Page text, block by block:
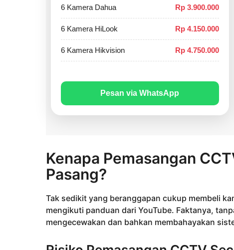
6 Kamera Dahua Rp 3.900.000
6 Kamera HiLook Rp 4.150.000
6 Kamera Hikvision Rp 4.750.000
Pesan via WhatsApp
Kenapa Pemasangan
Pasang?
Tak sedikit yang beranggapan cukup membeli
mengikuti panduan dari YouTube. Faktanya,
mengecewakan dan bahkan membahayakan